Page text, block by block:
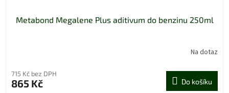
Metabond Megalene Plus aditivum do benzinu 250ml
Na dotaz
715 Kč bez DPH
865 Kč Do košíku